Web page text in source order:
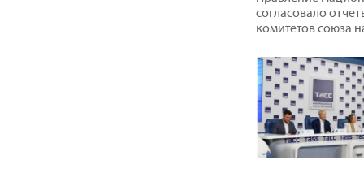
согласовало
комитетов союза